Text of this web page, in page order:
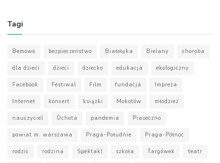
Tagi
Bemowo bezpieczeństwo Białołęka Bielany choroba
dla dzieci dzieci dziecko edukacja ekologiczny
Facebook Festiwal Film fundacja Impreza
Internet koncert książki Mokotów młodzież
nauczyciel Ochota pandemia Piaseczno
powiat m. warszawa Praga-Południe Praga-Północ
rodzic rodzina Spektakl szkoła Targówek teatr